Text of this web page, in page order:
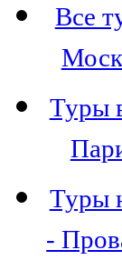
Все
Туры
Туры
-